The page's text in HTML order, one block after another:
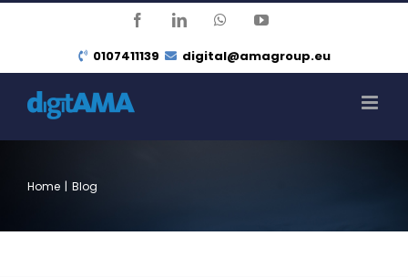
contenuto
FacebookLinkedInWhatsAppYouTube
0107411139 digital@amagroup.eu
Home | Blog